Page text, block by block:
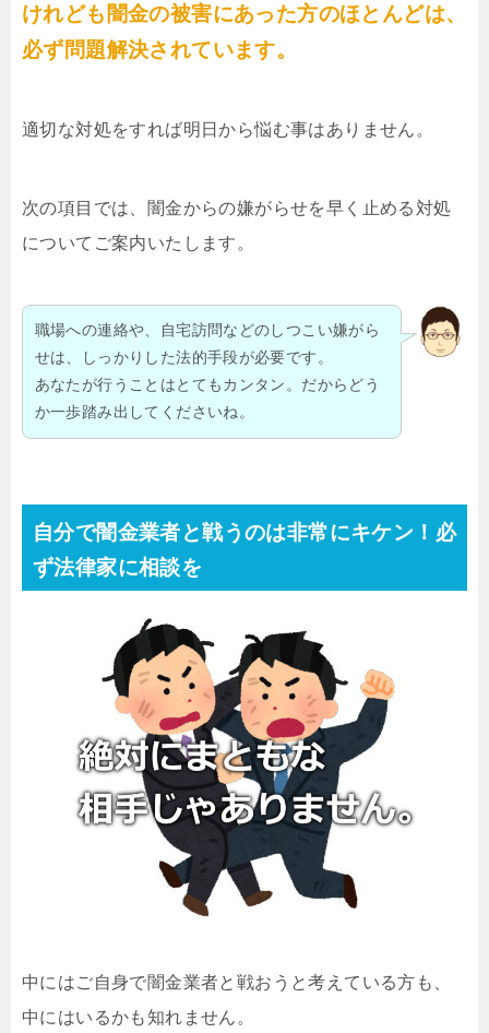
けれども闇金の被害にあった方のほとんどは、
必ず問題解決されています。
適切な対処をすれば明日から悩む事はありません。
次の項目では、闇金からの嫌がらせを早く止める対処
についてご案内いたします。
職場への連絡や、自宅訪問などのしつこい嫌がら
せは、しっかりした法的手段が必要です。
あなたが行うことはとてもカンタン。だからどう
か一歩踏み出してくださいね。
自分で闇金業者と戦うのは非常にキケン！必
ず法律家に相談を
中にはご自身で闇金業者と戦おうと考えている方も、
中にはいるかも知れません。